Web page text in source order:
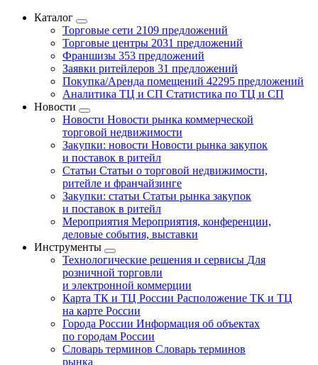
Каталог
Торговые сети 2109 предложений
Торговые центры 2031 предложений
Франшизы 353 предложений
Заявки ритейлеров 31 предложений
Покупка/Аренда помещений 42295 предложений
Аналитика ТЦ и СП Статистика по ТЦ и СП
Новости
Новости Новости рынка коммерческой
торговой недвижимости
Закупки: новости Новости рынка закупок
и поставок в ритейл
Статьи Статьи о торговой недвижимости,
ритейле и франчайзинге
Закупки: статьи Статьи рынка закупок
и поставок в ритейл
Мероприятия Мероприятия, конференции,
деловые события, выставки
Инструменты
Технологические решения и сервисы Для
розничной торговли
и электронной коммерции
Карта ТК и ТЦ России Расположение ТК и ТЦ
на карте России
Города России Информация об объектах
по городам России
Словарь терминов Словарь терминов
рынка